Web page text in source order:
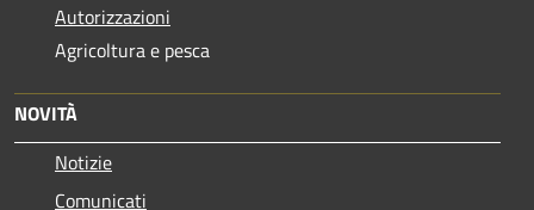
Autorizzazioni
Agricoltura e pesca
NOVITÀ
Notizie
Comunicati